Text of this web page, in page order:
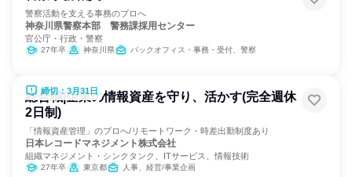
警察活動を支える事務のプロへ
神奈川県警察本部 警務課採用センター
官公庁・行政・警察
27年卒 神奈川県 バックオフィス・事務・受付、警察
締切：3月31日
総合職|企業の情報資産を守り、活かす(完全週休
2日制)
「情報資産管理」のプロへ/リモートワーク・時差出勤制度あり
日本レコードマネジメント株式会社
組織マネジメント・シンクタンク、ITサービス、情報技術
27年卒 東京都 人事、経営/事業企画